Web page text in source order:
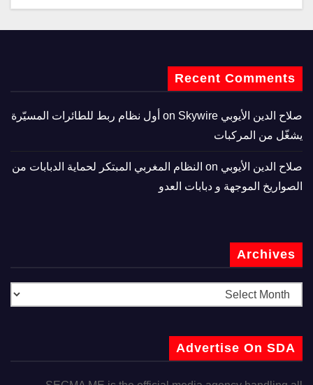
Recent Comments
صلاح الدين الأيوبي
Skywire أول نظام ربط للطائرات المسيّرة
يشغّل من المركبات
صلاح الدين الأيوبي
النظام المغربي المبتكر لحماية الدبابات من
الصواريخ الموجهة و دبابات العدو
Archives
Advertise On SDA